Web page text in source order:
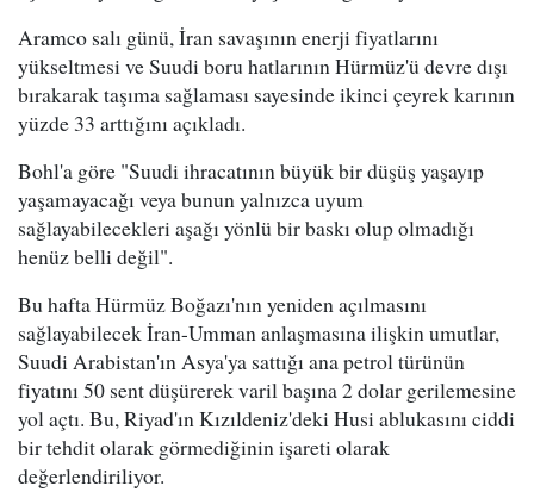
Aramco salı günü, İran savaşının enerji fiyatlarını
yükseltmesi ve Suudi boru hatlarının Hürmüz'ü devre dışı
bırakarak taşıma sağlaması sayesinde ikinci çeyrek karının
yüzde 33 arttığını açıkladı.
Bohl'a göre "Suudi ihracatının büyük bir düşüş yaşayıp
yaşamayacağı veya bunun yalnızca uyum
sağlayabilecekleri aşağı yönlü bir baskı olup olmadığı
henüz belli değil".
Bu hafta Hürmüz Boğazı'nın yeniden açılmasını
sağlayabilecek İran-Umman anlaşmasına ilişkin umutlar,
Suudi Arabistan'ın Asya'ya sattığı ana petrol türünün
fiyatını 50 sent düşürerek varil başına 2 dolar gerilemesine
yol açtı. Bu, Riyad'ın Kızıldeniz'deki Husi ablukasını ciddi
bir tehdit olarak görmediğinin işareti olarak
değerlendiriliyor.